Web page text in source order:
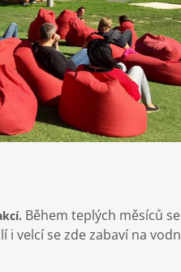
Během teplých měsíců
i velcí se zde zabaví na